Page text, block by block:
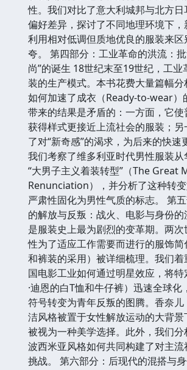
性。我们对比了意大利城邦与北方
偏好差异，探讨了不同地理环境下
利用相对低调但质地优良的服装来
夸。 第四部分：工业革命的洪流：
尚”的诞生 18世纪末至19世纪，工业
装的生产模式。本书花费大量篇幅
如何加速了成衣（Ready-to-wear）
带来的结果是矛盾的：一方面，它
获得样式更接近上流社会的服装；
了对“新奇感”的渴求，为后来的快速
我们考察了维多利亚时代男性服装
“大男子主义着装转型”（The Great
Renunciation），并分析了这种转
严肃性固化为男性气质的标志。 第
的解放与反叛：战火、电影与身份
是服装史上最为剧烈的变革期。两
性为了适应工作需要而进行的服饰
和裤装的采用）被详细梳理。我们
国电影工业如何通过明星效应，将
·迪恩的白T恤和牛仔裤）迅速全球
符号转变为青年反叛的图腾。香奈
洁风格被置于女性解放运动的大背
被视为一种美学选择。此外，我们
波西米亚风格如何共同构建了对主
挑战。 第六部分：后现代的混搭与